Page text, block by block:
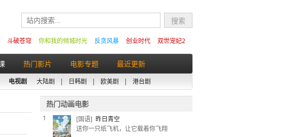
双世宠妃2
创业时代
反贪风暴
你和我的倾城时光
斗破苍穹
热门影片 电影专题 最近更新
电视剧 大陆剧 | 日韩剧 | 欧美剧 | 港台剧
热门动画电影
1 [国语] 昨日青空
送你一只纸飞机，让它载着你飞翔